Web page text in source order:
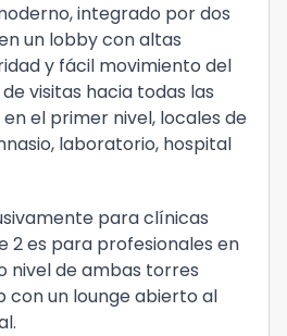
integrado por dos
un lobby con altas
y fácil movimiento del
visitas hacia todas las
el primer nivel, locales de
laboratorio, hospital
para clínicas
2 es para profesionales en
nivel de ambas torres
con un lounge abierto al